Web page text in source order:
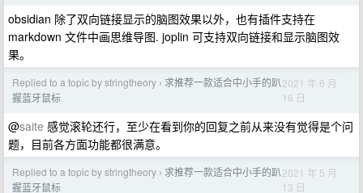
obsidian 除了双向链接显示的脑图效果以外，也有插件支持在
markdown 文件中画思维导图. joplin 可支持双向链接和显示脑图效
果。
Replied to a topic by stringtheory › 求推荐一款适合中小手的趴
握蓝牙鼠标
2021 年 6 月
16 日
@saite 感觉滚轮还行，至少在看到你的回复之前从来没有觉得是个问
题，目前各方面功能都很满意。
Replied to a topic by stringtheory › 求推荐一款适合中小手的趴
握蓝牙鼠标
2021 年 5 月
13 日